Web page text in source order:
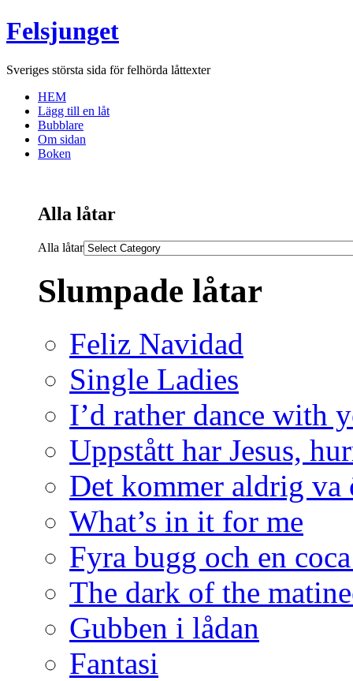
Felsjunget
Sveriges största sida för felhörda låttexter
HEM
Lägg till en låt
Bubblare
Om sidan
Boken
Alla låtar
Alla låtar
Slumpade låtar
Feliz Navidad
Single Ladies
I’d rather dance with
Uppstått har Jesus,
Det kommer aldrig
What’s in it for me
Fyra bugg och en
The dark of the
Gubben i lådan
Fantasi